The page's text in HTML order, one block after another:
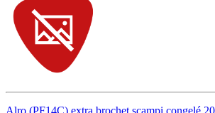
Alro (PF14C) extra brochet scampi congelé